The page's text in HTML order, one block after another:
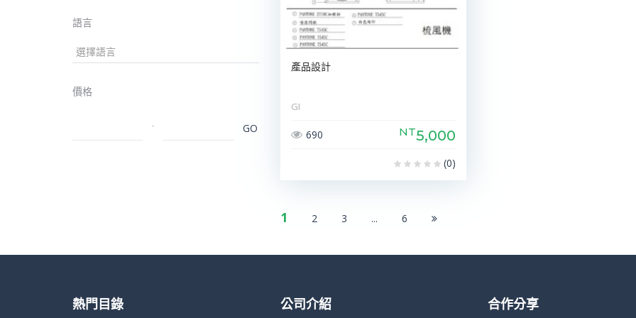
語言
價格
- GO
產品設計
GI
690 NT5,000
(0)
1 2 3 ... 6
熱門目錄 公司介紹 合作分享